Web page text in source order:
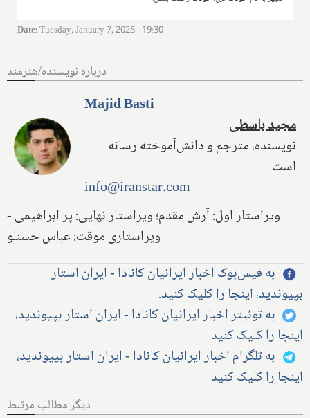
Date:Tuesday, January 7, 2025 - 19:30
درباره نویسنده/هنرمند
Majid Basti
مجید باسطی
نویسنده، مترجم و دانش‌آموخته رسانه
است
info@iranstar.com
ویراستار اول: آرش مقدم؛ ویراستار نهایی: پر ابراهیمی -
ویراستاری موقت: عباس حسنلو
به فیس‌بوک اخبار ایرانیان کانادا - ایران استار
بپیوندید، اینجا را کلیک کنید.
به توئیتر اخبار ایرانیان کانادا - ایران استار بپیوندید،
اینجا را کلیک کنید
به تلگرام اخبار ایرانیان کانادا - ایران استار بپیوندید،
اینجا را کلیک کنید
دیگر مطالب مرتبط